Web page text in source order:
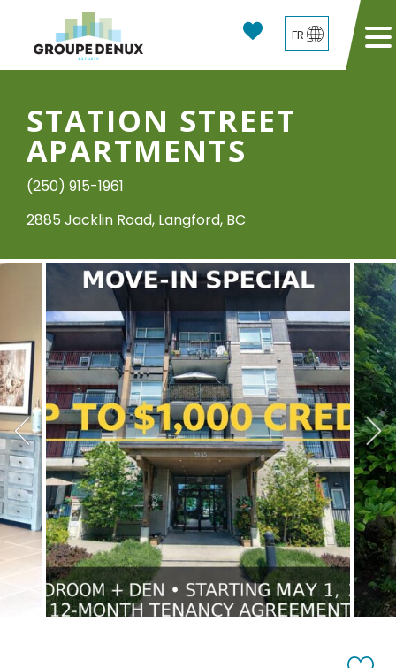
FR
STATION STREET
APARTMENTS
(250) 915-1961
2885 Jacklin Road, Langford, BC